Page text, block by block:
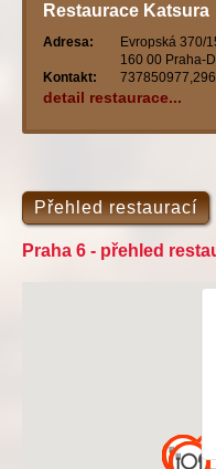
Restaurace Katsura
Adresa:
Evropská 370/
160 00 Praha-
Kontakt:
detail restaurace...
Přehled restaurací
Praha 6 - přehled